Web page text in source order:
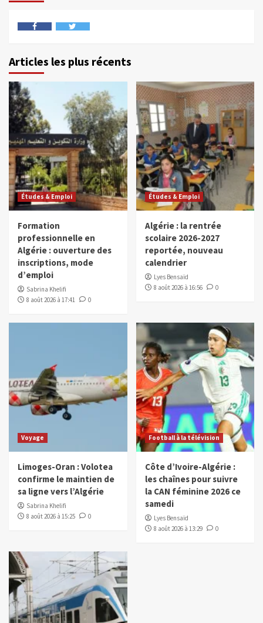
Articles les plus récents
Études & Emploi
Formation
professionnelle en
Algérie : ouverture des
inscriptions, mode
d’emploi
Sabrina Khelifi
8 août 2026 à 17:41
0
Études & Emploi
Algérie : la rentrée
scolaire 2026-2027
reportée, nouveau
calendrier
Lyes Bensaïd
8 août 2026 à 16:56
0
Voyage
Limoges-Oran : Volotea
confirme le maintien de
sa ligne vers l’Algérie
Sabrina Khelifi
8 août 2026 à 15:25
0
Football à la télévision
Côte d’Ivoire-Algérie :
les chaînes pour suivre
la CAN féminine 2026 ce
samedi
Lyes Bensaïd
8 août 2026 à 13:29
0